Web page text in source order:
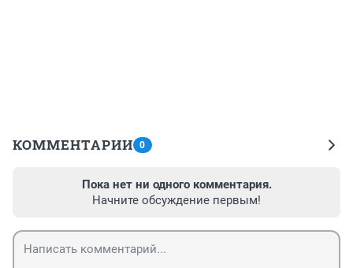
КОММЕНТАРИИ 0
Пока нет ни одного комментария.
Начните обсуждение первым!